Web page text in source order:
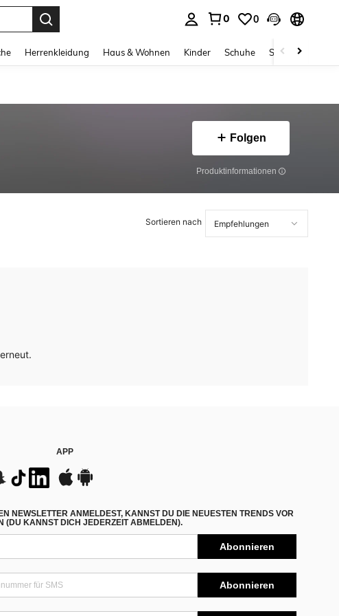
0 0
Herrenkleidung Haus & Wohnen Kinder Schuhe Schmuck &
Folgen
Produktinformationen
Sortieren nach
APP
NEWSLETTER ANMELDEST, KANNST DU DIE NEUESTEN TRENDS VOR
(DU KANNST DICH JEDERZEIT ABMELDEN).
Abonnieren
Abonnieren